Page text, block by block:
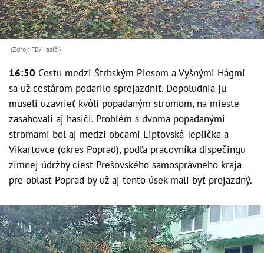
(Zdroj: FB/Hasiči)
16:50 Cestu medzi Štrbským Plesom a Vyšnými Hágmi
sa už cestárom podarilo sprejazdniť. Dopoludnia ju
museli uzavrieť kvôli popadaným stromom, na mieste
zasahovali aj hasiči. Problém s dvoma popadanými
stromami bol aj medzi obcami Liptovská Teplička a
Vikartovce (okres Poprad), podľa pracovníka dispečingu
zimnej údržby ciest Prešovského samosprávneho kraja
pre oblasť Poprad by už aj tento úsek mali byť prejazdný.